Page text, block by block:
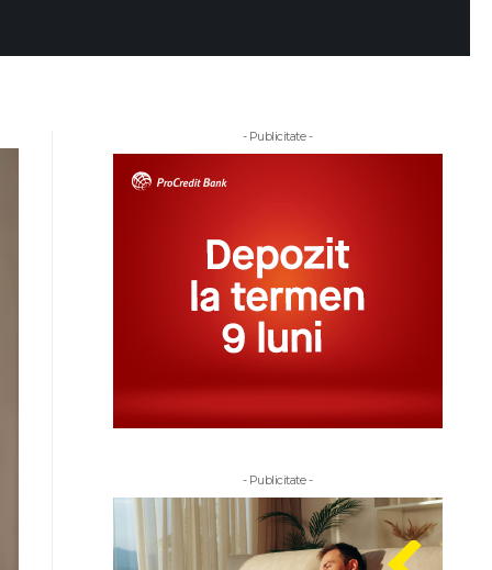
- Publicitate -
- Publicitate -